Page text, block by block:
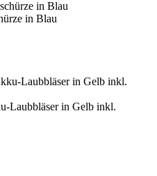
in Blau
Laubbläser in Gelb inkl.